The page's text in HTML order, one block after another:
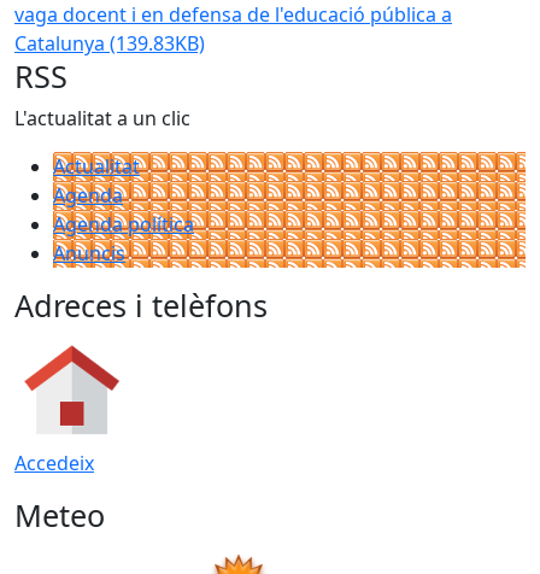
vaga docent i en defensa de l'educació pública a
Catalunya (139.83KB)
RSS
L'actualitat a un clic
Actualitat
Agenda
Agenda política
Anuncis
Adreces i telèfons
Accedeix
Meteo